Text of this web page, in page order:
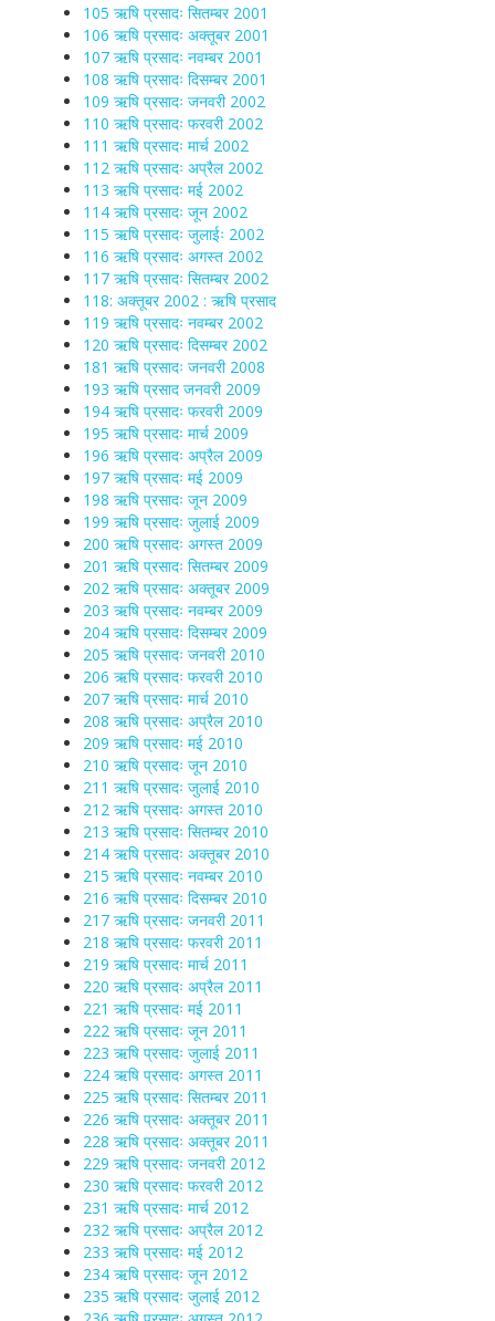
105 ऋषि प्रसादः सितम्बर 2001
106 ऋषि प्रसादः अक्तूबर 2001
107 ऋषि प्रसादः नवम्बर 2001
108 ऋषि प्रसादः दिसम्बर 2001
109 ऋषि प्रसादः जनवरी 2002
110 ऋषि प्रसादः फरवरी 2002
111 ऋषि प्रसादः मार्च 2002
112 ऋषि प्रसादः अप्रैल 2002
113 ऋषि प्रसादः मई 2002
114 ऋषि प्रसादः जून 2002
115 ऋषि प्रसादः जुलाईः 2002
116 ऋषि प्रसादः अगस्त 2002
117 ऋषि प्रसादः सितम्बर 2002
118: अक्तूबर 2002 : ऋषि प्रसाद
119 ऋषि प्रसादः नवम्बर 2002
120 ऋषि प्रसादः दिसम्बर 2002
181 ऋषि प्रसादः जनवरी 2008
193 ऋषि प्रसाद जनवरी 2009
194 ऋषि प्रसादः फरवरी 2009
195 ऋषि प्रसादः मार्च 2009
196 ऋषि प्रसादः अप्रैल 2009
197 ऋषि प्रसादः मई 2009
198 ऋषि प्रसादः जून 2009
199 ऋषि प्रसादः जुलाई 2009
200 ऋषि प्रसादः अगस्त 2009
201 ऋषि प्रसादः सितम्बर 2009
202 ऋषि प्रसादः अक्तूबर 2009
203 ऋषि प्रसादः नवम्बर 2009
204 ऋषि प्रसादः दिसम्बर 2009
205 ऋषि प्रसादः जनवरी 2010
206 ऋषि प्रसादः फरवरी 2010
207 ऋषि प्रसादः मार्च 2010
208 ऋषि प्रसादः अप्रैल 2010
209 ऋषि प्रसादः मई 2010
210 ऋषि प्रसादः जून 2010
211 ऋषि प्रसादः जुलाई 2010
212 ऋषि प्रसादः अगस्त 2010
213 ऋषि प्रसादः सितम्बर 2010
214 ऋषि प्रसादः अक्तूबर 2010
215 ऋषि प्रसादः नवम्बर 2010
216 ऋषि प्रसादः दिसम्बर 2010
217 ऋषि प्रसादः जनवरी 2011
218 ऋषि प्रसादः फरवरी 2011
219 ऋषि प्रसादः मार्च 2011
220 ऋषि प्रसादः अप्रैल 2011
221 ऋषि प्रसादः मई 2011
222 ऋषि प्रसादः जून 2011
223 ऋषि प्रसादः जुलाई 2011
224 ऋषि प्रसादः अगस्त 2011
225 ऋषि प्रसादः सितम्बर 2011
226 ऋषि प्रसादः अक्तूबर 2011
228 ऋषि प्रसादः अक्तूबर 2011
229 ऋषि प्रसादः जनवरी 2012
230 ऋषि प्रसादः फरवरी 2012
231 ऋषि प्रसादः मार्च 2012
232 ऋषि प्रसादः अप्रैल 2012
233 ऋषि प्रसादः मई 2012
234 ऋषि प्रसादः जून 2012
235 ऋषि प्रसादः जुलाई 2012